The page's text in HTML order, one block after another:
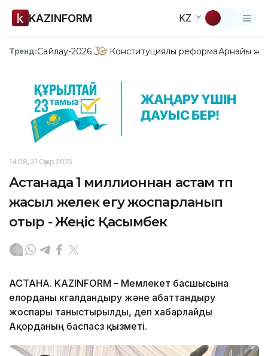
KAZINFORM KZ
Тренд:Сайлау-2026 Конституциялық реформаАрнайы
14:08, 21 Сәуір 2025
Астанада 1 миллионнан астам түп
жасыл желек егу жоспарланып
отыр - Жеңіс Қасымбек
АСТАНА. KAZINFORM – Мемлекет басшысына
елорданы көгалдандыру және абаттандыру
жоспары таныстырылды, деп хабарлайды
Ақорданың баспасөз қызметі.